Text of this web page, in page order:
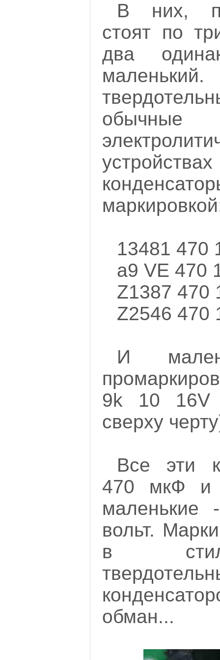
В них,
стоят по
два
обычные
13481 470
a9 VE 470
Z1387 470
Z2546 470
И
9k 10 16V
сверху
Все эти
470 мкФ и
вольт.
в
обман...